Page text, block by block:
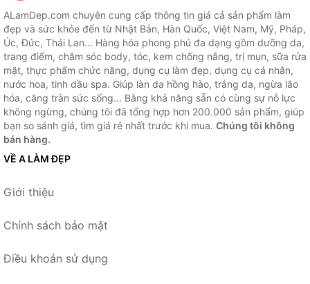
ALamDep.com chuyên cung cấp thông tin giá cả sản phẩm làm
đẹp và sức khỏe đến từ Nhật Bản, Hàn Quốc, Việt Nam, Mỹ, Pháp,
Úc, Đức, Thái Lan... Hàng hóa phong phú đa dạng gồm dưỡng da,
trang điểm, chăm sóc body, tóc, kem chống nắng, trị mụn, sữa rửa
mặt, thực phẩm chức năng, dụng cụ làm đẹp, dụng cụ cá nhân,
nước hoa, tinh dầu spa. Giúp làn da hồng hào, trắng da, ngừa lão
hóa, căng tràn sức sống... Bằng khả năng sẵn có cùng sự nỗ lực
không ngừng, chúng tôi đã tổng hợp hơn 200.000 sản phẩm, giúp
bạn so sánh giá, tìm giá rẻ nhất trước khi mua. Chúng tôi không
bán hàng.
VỀ A LÀM ĐẸP
Giới thiệu
Chính sách bảo mật
Điều khoản sử dụng